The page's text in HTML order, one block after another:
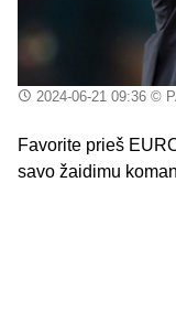
2024-06-21 09:36©
Favorite prieš
savo žaidimu